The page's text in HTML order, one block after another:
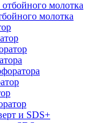
молотка